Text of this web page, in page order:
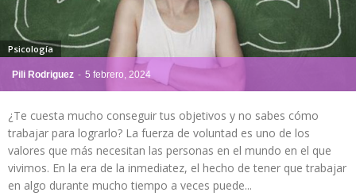
Pili Rodriguez - 5 febrero, 2024
Psicología
¿Te cuesta mucho conseguir tus objetivos y no sabes cómo
trabajar para lograrlo? La fuerza de voluntad es uno de los
valores que más necesitan las personas en el mundo en el que
vivimos. En la era de la inmediatez, el hecho de tener que trabajar
en algo durante mucho tiempo a veces puede...